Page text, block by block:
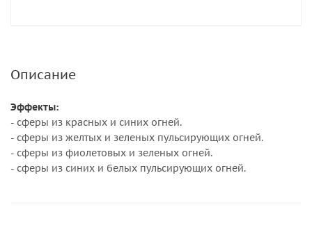
Описание
Эффекты:
- сферы из красных и синих огней.
- сферы из желтых и зеленых пульсирующих огней.
- сферы из фиолетовых и зеленых огней.
- сферы из синих и белых пульсирующих огней.